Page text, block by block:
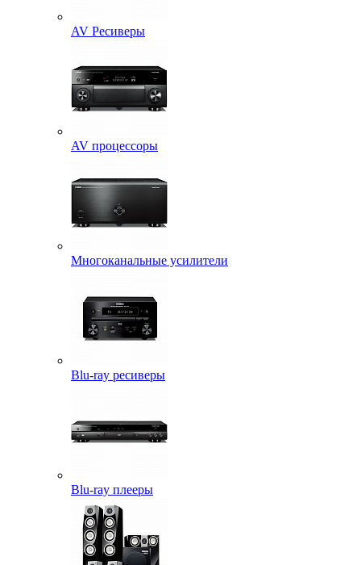
AV Ресиверы
AV процессоры
Многоканальные усилители
Blu-ray ресиверы
Blu-ray плееры